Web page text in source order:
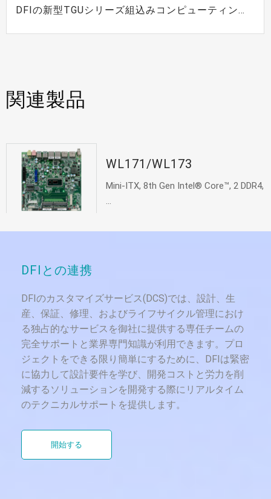
DFIの新型TGUシリーズ組込みコンピューティング
キテクチャでより高速なAIビジョンとディープラー
関連製品
WL171/WL173
Mini-ITX, 8th Gen Intel® Core™, 2 DDR4,
...
DFIとの連携
DFIのカスタマイズサービス(DCS)では、設計、生
産、保証、修理、およびライフサイクル管理におけ
る独占的なサービスを御社に提供する専任チームの
完全サポートと業界専門知識が利用できます。プロ
ジェクトをできる限り簡単にするために、DFIは緊密
に協力して設計要件を学び、開発コストと労力を削
減するソリューションを開発する際にリアルタイム
のテクニカルサポートを提供します。
開始する